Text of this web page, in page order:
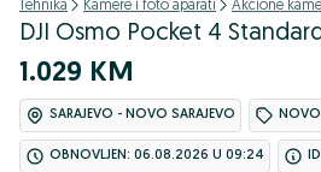
Tehnika Kamere i foto aparati Akcione
DJI Osmo Pocket 4
1.029 KM
SARAJEVO - NOVO SARAJEVO NOVO
OBNOVLJEN: 06.08.2026 U 09:24